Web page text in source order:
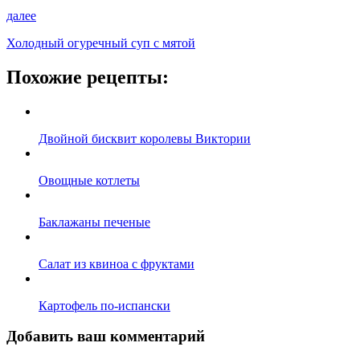
далее
Холодный огуречный суп с мятой
Похожие рецепты:
Двойной бисквит королевы Виктории
Овощные котлеты
Баклажаны печеные
Салат из квиноа с фруктами
Картофель по-испански
Добавить ваш комментарий